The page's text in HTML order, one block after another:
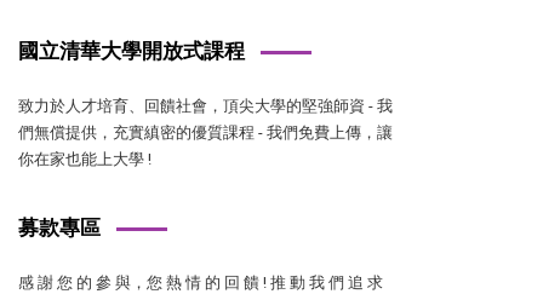
國立清華大學開放式課程
致力於人才培育、回饋社會，頂尖大學的堅強師資 - 我
們無償提供，充實縝密的優質課程 - 我們免費上傳，讓
你在家也能上大學 !
募款專區
感 謝 您 的 參 與，您 熱 情 的 回 饋 ! 推 動 我 們 追 求